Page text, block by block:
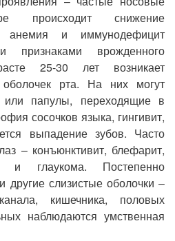
происходит снижение
анемия и иммунодефицит
признаками врожденного
25-30 лет возникает
оболочек рта. На них могут
или папулы, переходящие в
сосочков языка, гингивит,
выпадение зубов. Часто
– конъюнктивит, блефарит,
и глаукома. Постепенно
другие слизистые оболочки –
канала, кишечника, половых
наблюдаются умственная